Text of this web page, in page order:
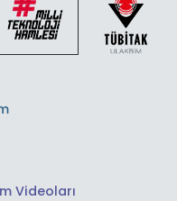
Videoları